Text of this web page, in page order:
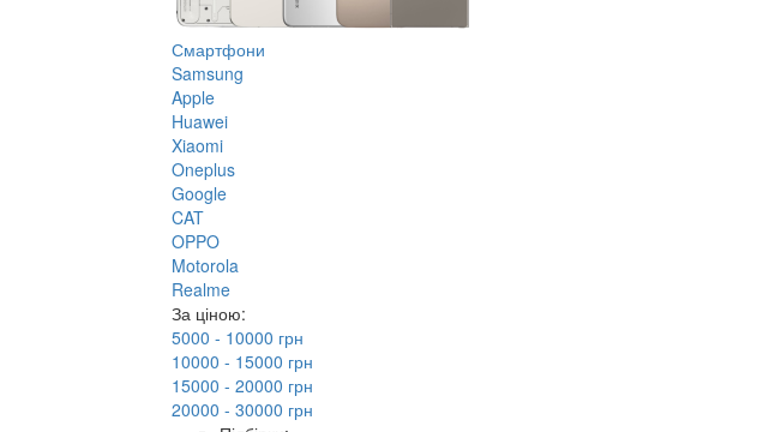
Смартфони
Samsung
Apple
Huawei
Xiaomi
Oneplus
Google
CAT
OPPO
Motorola
Realme
За ціною:
5000 - 10000 грн
10000 - 15000 грн
15000 - 20000 грн
20000 - 30000 грн